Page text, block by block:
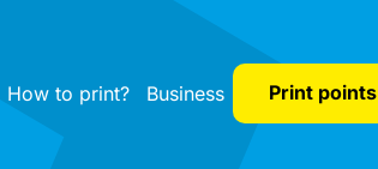
How to print? Business Print points